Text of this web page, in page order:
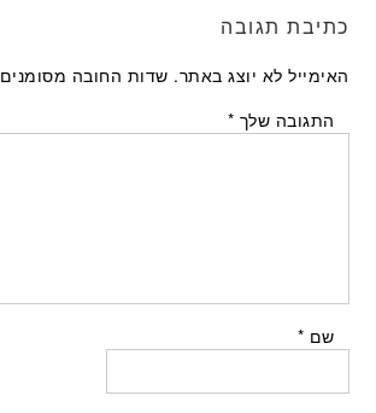
כתיבת תגובה
האימייל לא יוצג באתר. שדות החובה מסומנים
התגובה שלך *
שם *